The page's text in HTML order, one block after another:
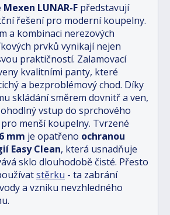
LUNAR-F představují
řešení pro moderní koupelny.
a kombinaci nerezových
prvků vynikají nejen
praktičností. Zalamovací
kvalitními panty, které
a bezproblémový chod. Díky
skládání směrem dovnitř a ven,
vstup do sprchového
menší koupelny. Tvrzené
mm je opatřeno ochranou
Easy Clean, která usnadňuje
sklo dlouhodobě čisté. Přesto
stěrku - ta zabrání
a vzniku nevzhledného